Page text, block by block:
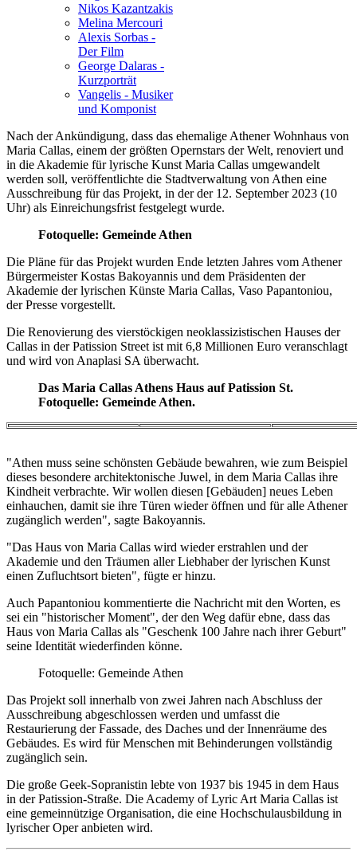
Nikos Kazantzakis
Melina Mercouri
Alexis Sorbas -
Der Film
George Dalaras -
Kurzporträt
Vangelis - Musiker
und Komponist
Nach der Ankündigung, dass das ehemalige Athener Wohnhaus von
Maria Callas, einem der größten Opernstars der Welt, renoviert und
in die Akademie für lyrische Kunst Maria Callas umgewandelt
werden soll, veröffentlichte die Stadtverwaltung von Athen eine
Ausschreibung für das Projekt, in der der 12. September 2023 (10
Uhr) als Einreichungsfrist festgelegt wurde.
Fotoquelle: Gemeinde Athen
Die Pläne für das Projekt wurden Ende letzten Jahres vom Athener
Bürgermeister Kostas Bakoyannis und dem Präsidenten der
Akademie der lyrischen Künste Maria Callas, Vaso Papantoniou,
der Presse vorgestellt.
Die Renovierung des vierstöckigen neoklassizistischen Hauses der
Callas in der Patission Street ist mit 6,8 Millionen Euro veranschlagt
und wird von Anaplasi SA überwacht.
Das Maria Callas Athens Haus auf Patission St.
Fotoquelle: Gemeinde Athen.
"Athen muss seine schönsten Gebäude bewahren, wie zum Beispiel
dieses besondere architektonische Juwel, in dem Maria Callas ihre
Kindheit verbrachte. Wir wollen diesen [Gebäuden] neues Leben
einhauchen, damit sie ihre Türen wieder öffnen und für alle Athener
zugänglich werden", sagte Bakoyannis.
"Das Haus von Maria Callas wird wieder erstrahlen und der
Akademie und den Träumen aller Liebhaber der lyrischen Kunst
einen Zufluchtsort bieten", fügte er hinzu.
Auch Papantoniou kommentierte die Nachricht mit den Worten, es
sei ein "historischer Moment", der den Weg dafür ebne, dass das
Haus von Maria Callas als "Geschenk 100 Jahre nach ihrer Geburt"
seine Identität wiederfinden könne.
Fotoquelle: Gemeinde Athen
Das Projekt soll innerhalb von zwei Jahren nach Abschluss der
Ausschreibung abgeschlossen werden und umfasst die
Restaurierung der Fassade, des Daches und der Innenräume des
Gebäudes. Es wird für Menschen mit Behinderungen vollständig
zugänglich sein.
Die große Geek-Sopranistin lebte von 1937 bis 1945 in dem Haus
in der Patission-Straße. Die Academy of Lyric Art Maria Callas ist
eine gemeinnützige Organisation, die eine Hochschulausbildung in
lyrischer Oper anbieten wird.